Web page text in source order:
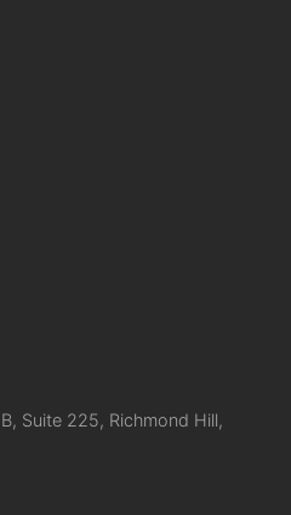
Suite 225, Richmond Hill,